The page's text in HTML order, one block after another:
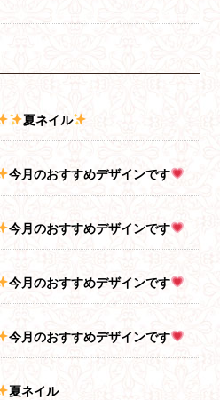
夏ネイル
今月のおすすめデザインです
今月のおすすめデザインです
今月のおすすめデザインです
今月のおすすめデザインです
夏ネイル